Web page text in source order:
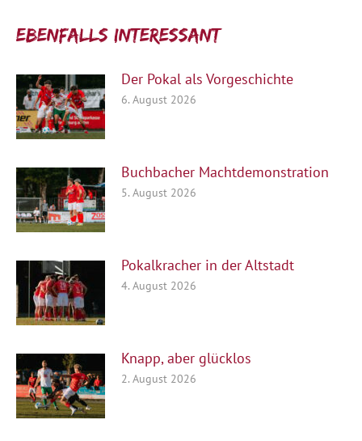
Ebenfalls interessant:
Der Pokal als Vorgeschichte
6. August 2026
Buchbacher Machtdemonstration
5. August 2026
Pokalkracher in der Altstadt
4. August 2026
Knapp, aber glücklos
2. August 2026